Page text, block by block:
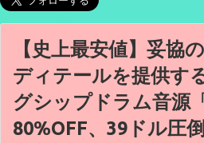
【史上最安値】妥協
ディテールを提供す
グシップドラム音源
80%OFF、39ドル圧